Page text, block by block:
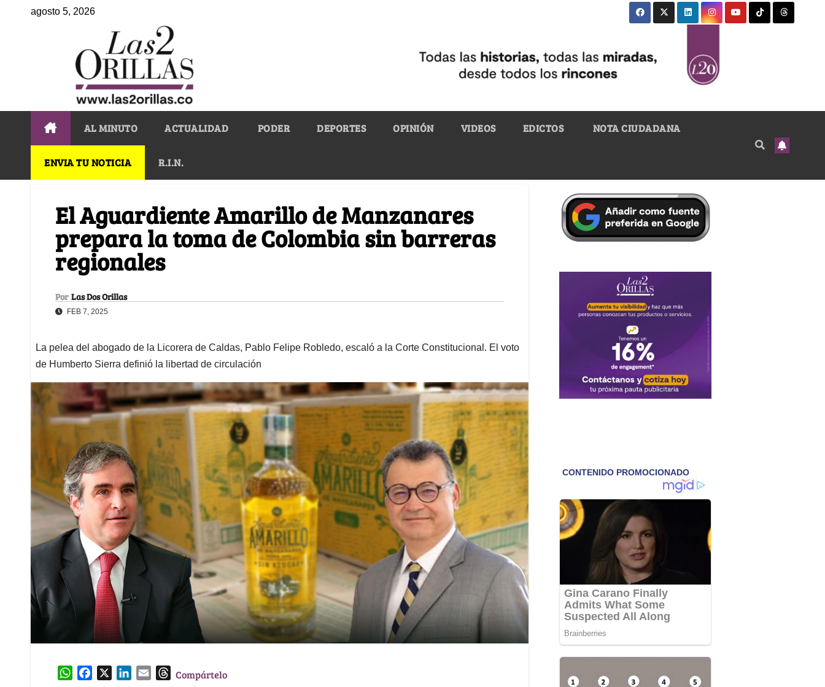
agosto 5, 2026
AL MINUTO ACTUALIDAD PODER DEPORTES OPINIÓN VIDEOS EDICTOS NOTA CIUDADANA
ENVIA TU NOTICIA R.I.N.
El Aguardiente Amarillo de Manzanares
prepara la toma de Colombia sin barreras
regionales
Por Las Dos Orillas
FEB 7, 2025
La pelea del abogado de la Licorera de Caldas, Pablo Felipe Robledo, escaló a la Corte Constitucional. El voto
de Humberto Sierra definió la libertad de circulación
W
TCompártelo